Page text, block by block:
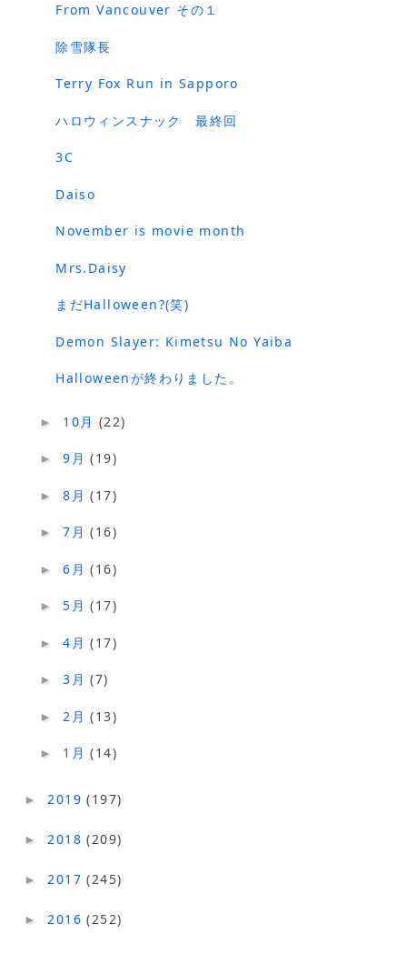
From Vancouver その１
除雪隊長
Terry Fox Run in Sapporo
ハロウィンスナック 最終回
3C
Daiso
November is movie month
Mrs.Daisy
まだHalloween?(笑)
Demon Slayer: Kimetsu No Yaiba
Halloweenが終わりました。
► 10月 (22)
►9月(19)
►8月(17)
►7月(16)
►6月(16)
►5月(17)
►4月(17)
►3月(7)
► 2月(13)
► 1月(14)
►2019(197)
►2018(209)
►2017(245)
►2016(252)